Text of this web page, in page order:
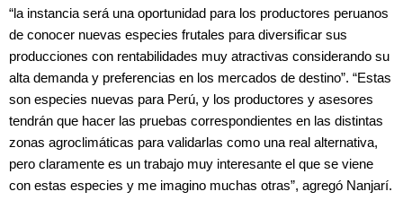
“la instancia será una oportunidad para los productores peruanos
de conocer nuevas especies frutales para diversificar sus
producciones con rentabilidades muy atractivas considerando su
alta demanda y preferencias en los mercados de destino”. “Estas
son especies nuevas para Perú, y los productores y asesores
tendrán que hacer las pruebas correspondientes en las distintas
zonas agroclimáticas para validarlas como una real alternativa,
pero claramente es un trabajo muy interesante el que se viene
con estas especies y me imagino muchas otras”, agregó Nanjarí.